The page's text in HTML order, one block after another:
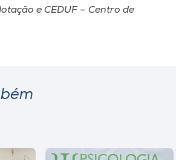
e CEDUF – Centro de